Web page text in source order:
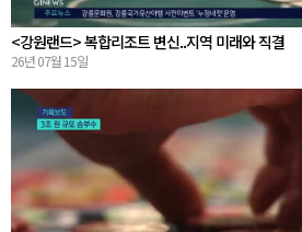
<강원랜드> 복합리조트 변신..지역 미래와 직결
26년 07월 15일